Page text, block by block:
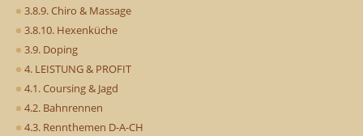
3.8.9. Chiro & Massage
3.8.10. Hexenküche
3.9. Doping
4. LEISTUNG & PROFIT
4.1. Coursing & Jagd
4.2. Bahnrennen
4.3. Rennthemen D-A-CH